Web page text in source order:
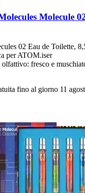
Molecule
02 Eau de Toilette,
per ATOM.iser
fresco e
fino al giorno 11